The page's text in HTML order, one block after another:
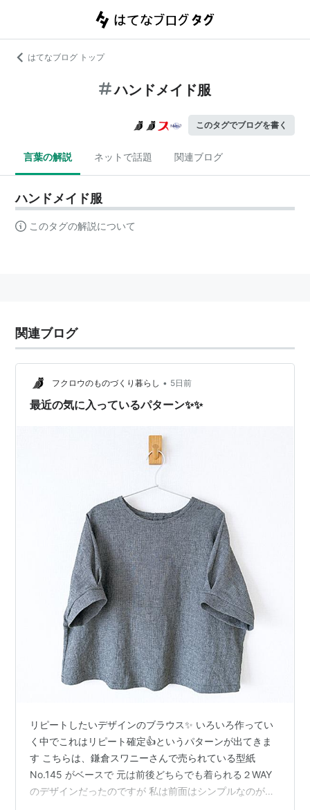
はてなブログ トップ
ハンドメイド服
このタグでブログを書く
言葉の解説 ネットで話題 関連ブログ
ハンドメイド服
このタグの解説について
関連ブログ
フクロウのものづくり暮らし • 5日前
最近の気に入っているパターン✨✨
リピートしたいデザインのブラウス✨ いろいろ作ってい
く中でこれはリピート確定👍というパターンが出てきま
す こちらは、鎌倉スワニーさんで売られている型紙
No.145 がベースで 元は前後どちらでも着られる２WAY
のデザインだったのですが 私は前面はシンプルなのが好